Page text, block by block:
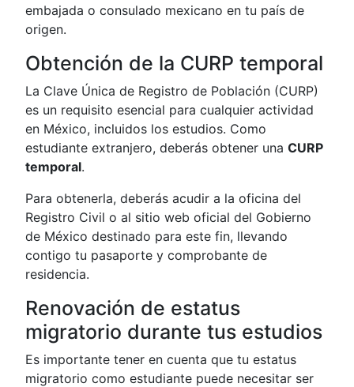
embajada o consulado mexicano en tu país de
origen.
Obtención de la CURP temporal
La Clave Única de Registro de Población (CURP)
es un requisito esencial para cualquier actividad
en México, incluidos los estudios. Como
estudiante extranjero, deberás obtener unaCURP
temporal.
Para obtenerla, deberás acudir a la oficina del
Registro Civil o al sitio web oficial del Gobierno
de México destinado para este fin, llevando
contigo tu pasaporte y comprobante de
residencia.
Renovación de estatus
migratorio durante tus estudios
Es importante tener en cuenta que tu estatus
migratorio como estudiante puede necesitar ser